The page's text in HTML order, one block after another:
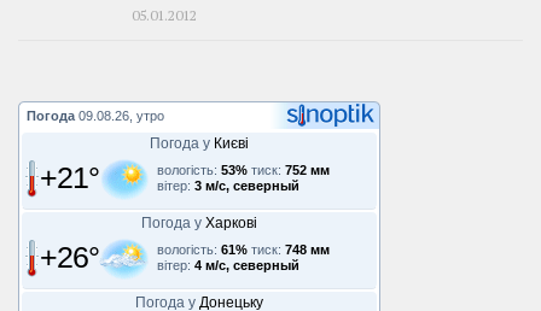
05.01.2012
Погода 09.08.26, утро
Погода у Києві
+21° вологість: 53% тиск: 752 мм
вітер: 3 м/с, северный
Погода у Харкові
+26° вологість: 61% тиск: 748 мм
вітер: 4 м/с, северный
Погода у Донецьку